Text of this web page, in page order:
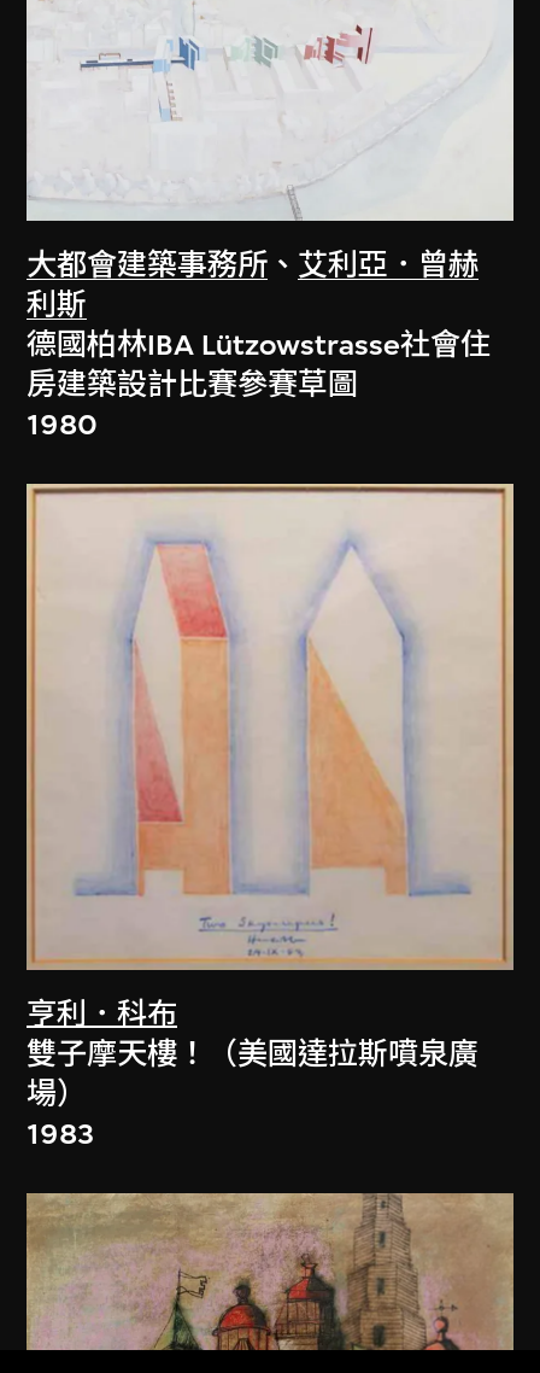
大都會建築事務所 、 艾利亞．曾赫
利斯
德國柏林IBA Lützowstrasse社會住
房建築設計比賽參賽草圖
1980
亨利．科布
雙子摩天樓！（美國達拉斯噴泉廣
場）
1983